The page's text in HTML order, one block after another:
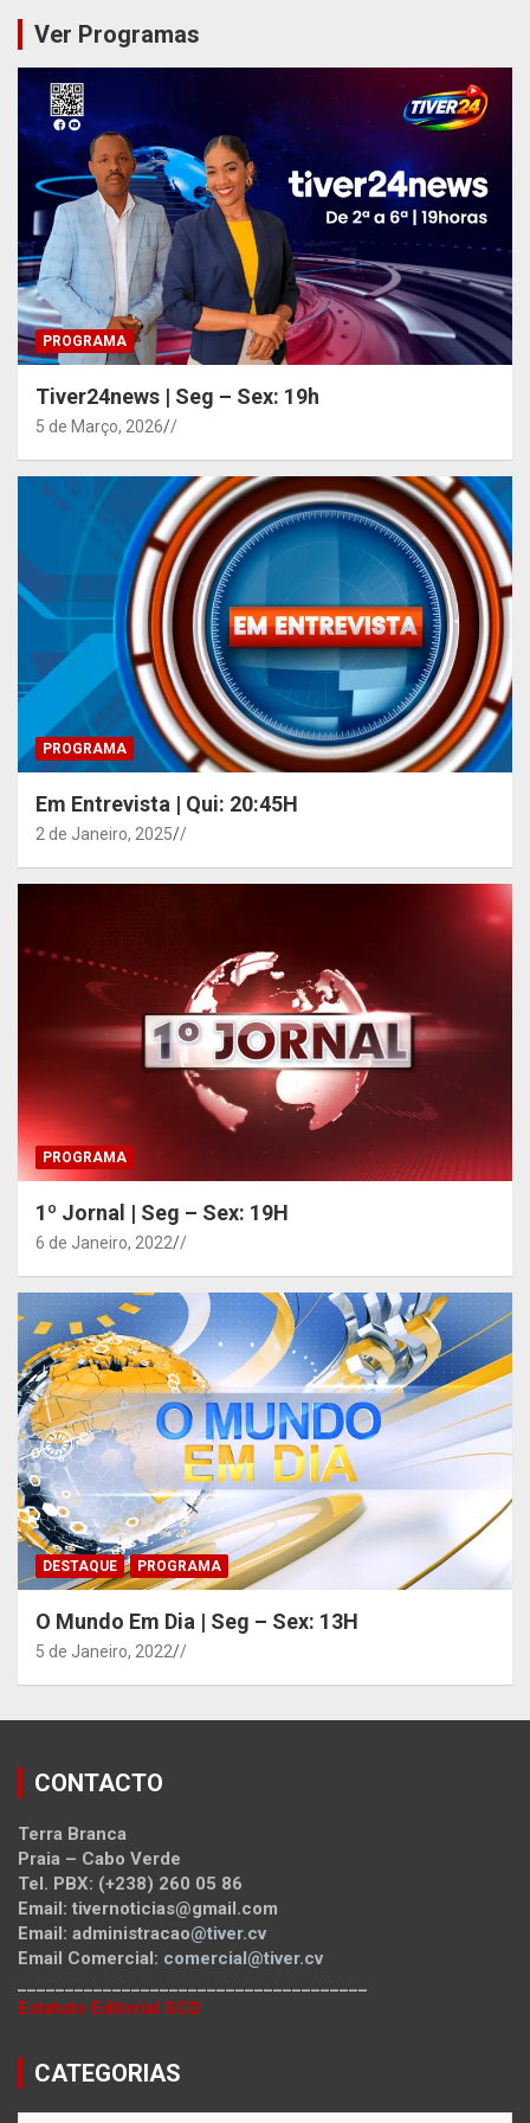
Ver Programas
PROGRAMA
Tiver24news | Seg – Sex: 19h
5 de Março, 2026 /
PROGRAMA
Em Entrevista | Qui: 20:45H
2 de Janeiro, 2025 /
PROGRAMA
1º Jornal | Seg – Sex: 19H
6 de Janeiro, 2022 /
DESTAQUE PROGRAMA
O Mundo Em Dia | Seg – Sex: 13H
5 de Janeiro, 2022 /
CONTACTO
Terra Branca
Praia – Cabo Verde
Tel. PBX: (+238) 260 05 86
Email: tivernoticias@gmail.com
Email: administracao@tiver.cv
Email Comercial: comercial@tiver.cv
Estatuto Editorial SCD
CATEGORIAS